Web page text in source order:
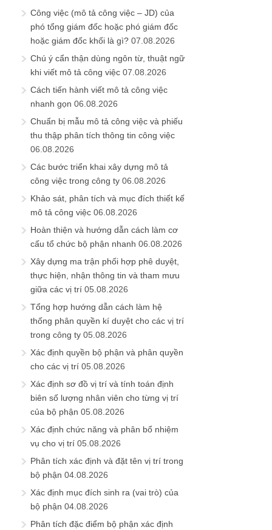
Công việc (mô tả công việc – JD) của
phó tổng giám đốc hoặc phó giám đốc
hoặc giám đốc khối là gì? 07.08.2026
Chú ý cẩn thận dùng ngôn từ, thuật ngữ
khi viết mô tả công việc 07.08.2026
Cách tiến hành viết mô tả công việc
nhanh gọn 06.08.2026
Chuẩn bị mẫu mô tả công việc và phiếu
thu thập phân tích thông tin công việc
06.08.2026
Các bước triển khai xây dựng mô tả
công việc trong công ty 06.08.2026
Khảo sát, phân tích và mục đích thiết kế
mô tả công việc 06.08.2026
Hoàn thiện và hướng dẫn cách làm cơ
cấu tổ chức bộ phận nhanh 06.08.2026
Xây dựng ma trận phối hợp phê duyệt,
thực hiện, nhận thông tin và tham mưu
giữa các vị trí 05.08.2026
Tổng hợp hướng dẫn cách làm hệ
thống phân quyền kí duyệt cho các vị trí
trong công ty 05.08.2026
Xác định quyền bộ phận và phân quyền
cho các vị trí 05.08.2026
Xác định sơ đồ vị trí và tính toán định
biên số lượng nhân viên cho từng vị trí
của bộ phận 05.08.2026
Xác định chức năng và phân bổ nhiệm
vụ cho vị trí 05.08.2026
Phân tích xác định và đặt tên vị trí trong
bộ phận 04.08.2026
Xác định mục đích sinh ra (vai trò) của
bộ phận 04.08.2026
Phân tích đặc điểm bộ phận xác định